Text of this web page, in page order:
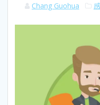
Chang Guohua